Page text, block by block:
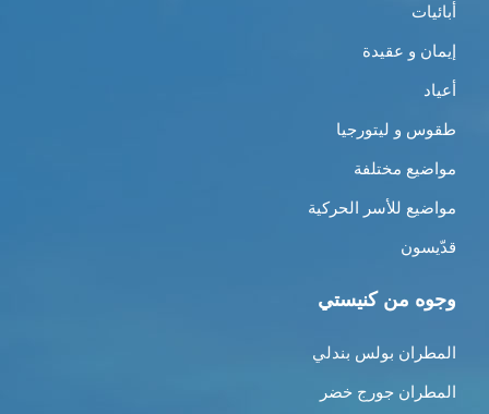
أبائيات
إيمان و عقيدة
أعياد
طقوس و ليتورجيا
مواضيع مختلفة
مواضيع للأسر الحركية
قدّيسون
وجوه من كنيستي
المطران بولس بندلي
المطران جورج خضر